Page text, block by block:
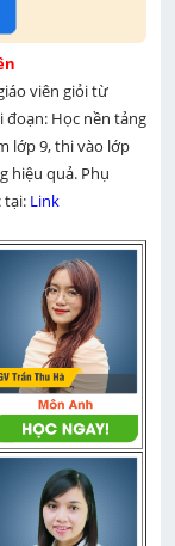
viên giỏi từ
đoạn: Học nền tảng
lớp 9, thi vào lớp
hiệu quả. Phụ
tại: Link